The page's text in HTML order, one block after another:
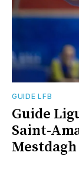
GUIDE LFB
Guide
Saint-
Mestdagh